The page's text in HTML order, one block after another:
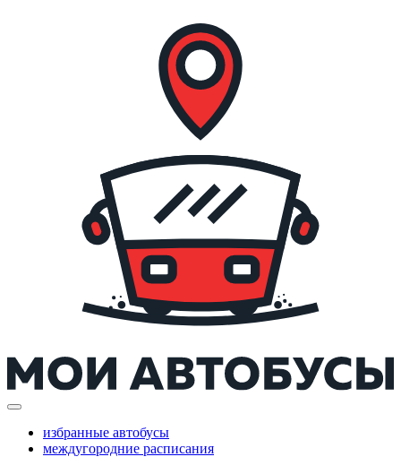
избранные автобусы
междугородние расписания